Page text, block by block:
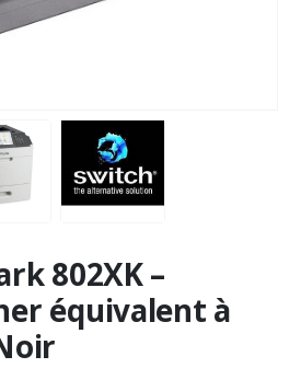
802XK –
équivalent à